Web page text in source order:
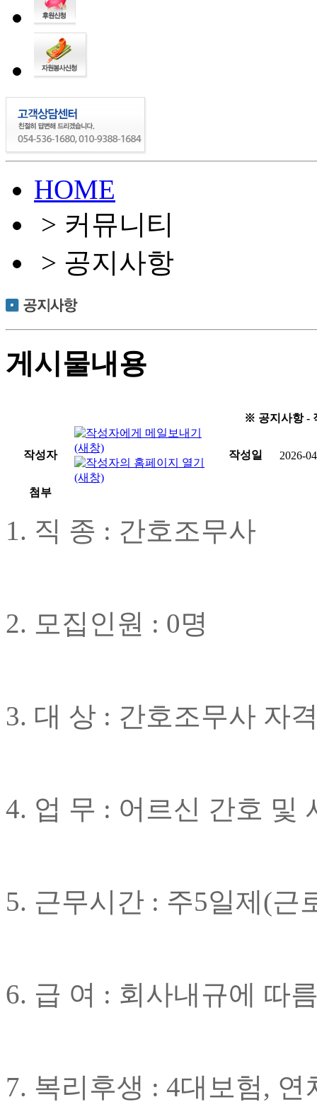
HOME
> 커뮤니티
> 공지사항
게시물내용
※ 공지사항 -
작성자 작성일 2026-
첨부
1. 직 종 : 간호조무사
2. 모집인원 : 0명
3. 대 상 : 간호조무사 자
4. 업 무 : 어르신 간호 및
5. 근무시간 : 주5일제(근
6. 급 여 : 회사내규에 따
7. 복리후생 : 4대보험, 연